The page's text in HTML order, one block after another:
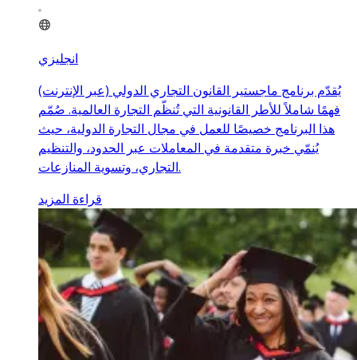
انجليزي
يُقدّم برنامج ماجستير القانون التجاري الدولي (عبر الإنترنت)
فهمًا شاملاً للأطر القانونية التي تُنظّم التجارة العالمية. صُمّم
هذا البرنامج خصيصًا للعمل في مجال التجارة الدولية، حيث
يُنمّي خبرة متقدمة في المعاملات عبر الحدود، والتنظيم
التجاري، وتسوية المنازعات.
قراءة المزيد